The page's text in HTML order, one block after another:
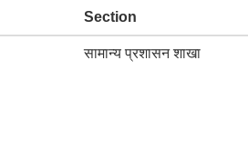
Section
सामान्य प्रशासन शाखा